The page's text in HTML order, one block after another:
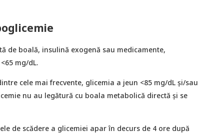
de boală, insulină exogenă sau medicamente,
mg/dL.
cele mai frecvente, glicemia a jeun <85 mg/dL şi/sau
nu au legătură cu boala metabolică directă și se
de scădere a glicemiei apar în decurs de 4 ore după